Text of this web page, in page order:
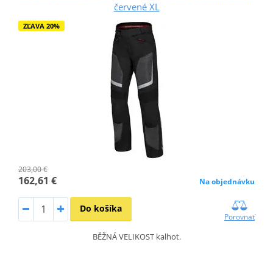
červené XL
ZĽAVA 20%
203,00 €
162,61 € Na objednávku
Do košíka
Porovnať
BĚŽNÁ VELIKOST kalhot.